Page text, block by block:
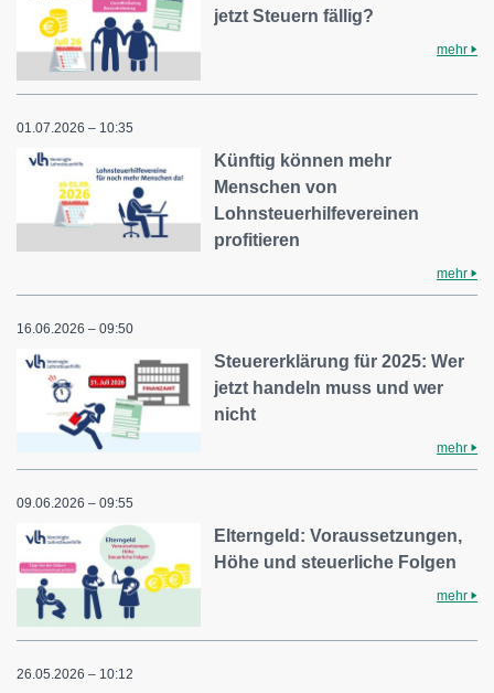
jetzt Steuern fällig?
mehr
01.07.2026 – 10:35
Künftig können mehr
Menschen von
Lohnsteuerhilfevereinen
profitieren
mehr
16.06.2026 – 09:50
Steuererklärung für 2025: Wer
jetzt handeln muss und wer
nicht
mehr
09.06.2026 – 09:55
Elterngeld: Voraussetzungen,
Höhe und steuerliche Folgen
mehr
26.05.2026 – 10:12